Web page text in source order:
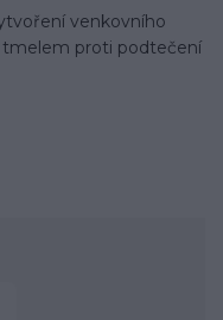
venkovního
tmelem proti podtečení